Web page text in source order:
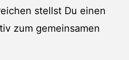
stellst Du einen
zum gemeinsamen